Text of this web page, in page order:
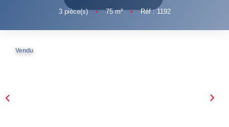
ESTIMATION
3pièce(s) • 75m² • Réf : 1192
Vendu